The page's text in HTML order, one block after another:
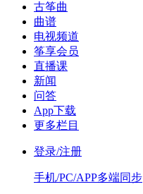
古筝曲
曲谱
电视频道
筝享会员
直播课
新闻
问答
App下载
更多栏目
登录/注册
手机/PC/APP多端同步